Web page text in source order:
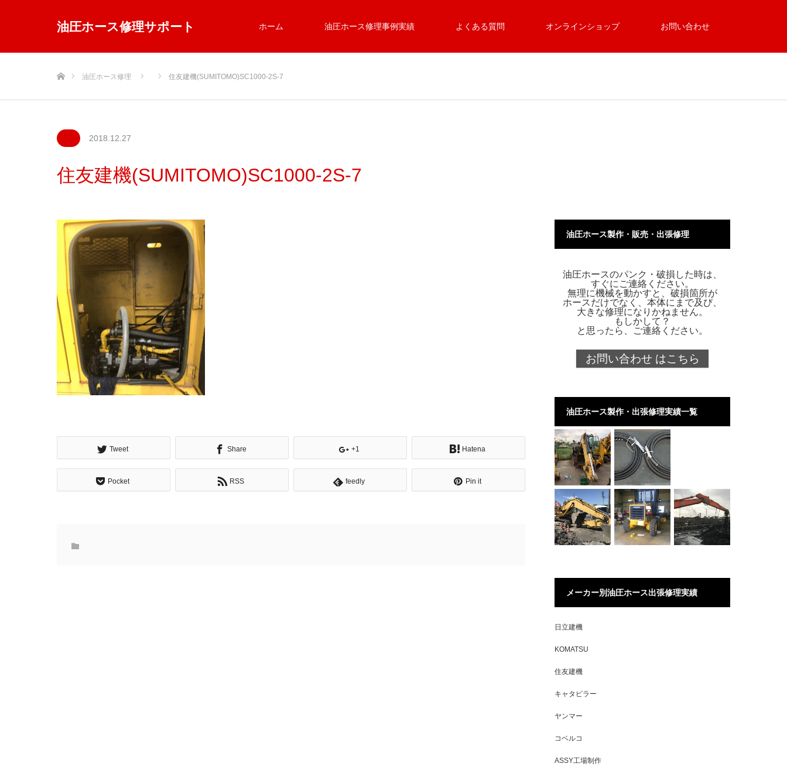
油圧ホース修理サポート ホーム 油圧ホース修理事例実績 よくある質問 オンラインショップ お問い合わせ
油圧ホース修理 住友建機(SUMITOMO)SC1000-2S-7
2018.12.27
住友建機(SUMITOMO)SC1000-2S-7
Tweet Share +1 Hatena
Pocket RSS feedly Pin it
油圧ホース製作・販売・出張修理
油圧ホースのパンク・破損した時は、
すぐにご連絡ください。
無理に機械を動かすと、破損箇所が
ホースだけでなく、本体にまで及び、
大きな修理になりかねません。
もしかして？
と思ったら、ご連絡ください。
お問い合わせ はこちら
油圧ホース製作・出張修理実績一覧
メーカー別油圧ホース出張修理実績
日立建機
KOMATSU
住友建機
キャタピラー
ヤンマー
コベルコ
ASSY工場制作